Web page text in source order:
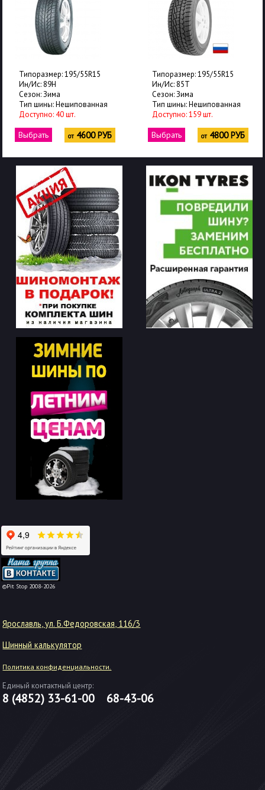
Типоразмер: 195/55R15
Ин/Ис: 85T
Сезон: Зима
Тип шины: Нешипованная
Доступно: 159 шт.
Выбрать от4800 РУБ
Типоразмер: 195/55R15
Ин/Ис: 85H
Сезон: Зима
Тип шины:
Доступно: 40 шт.
Выбрать от4800
©Pit Stop 2008-2026
-->
Ярославль, ул. Б.Федоровская, 116/3
Шинный калькулятор
Политика конфиденциальности.
Единый контактный центр:
8 (4852) 33-61-00 68-43-06